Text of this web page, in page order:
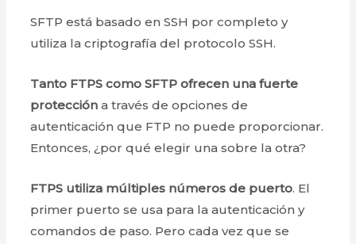
SFTP está basado en SSH por completo y
utiliza la criptografía del protocolo SSH.
Tanto FTPS como SFTP ofrecen una fuerte
protección a través de opciones de
autenticación que FTP no puede proporcionar.
Entonces, ¿por qué elegir una sobre la otra?
FTPS utiliza múltiples números de puerto. El
primer puerto se usa para la autenticación y
comandos de paso. Pero cada vez que se